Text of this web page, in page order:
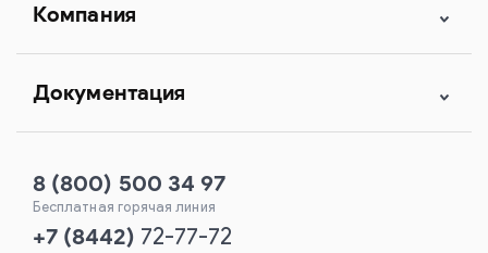
Компания
Документация
8 (800) 500 34 97
Бесплатная горячая линия
+7 (8442) 72-77-72